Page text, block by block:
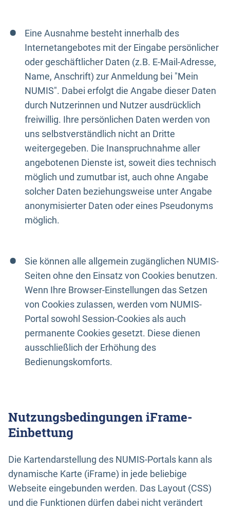
Eine Ausnahme besteht innerhalb des
Internetangebotes mit der Eingabe persönlicher
oder geschäftlicher Daten (z.B. E-Mail-Adresse,
Name, Anschrift) zur Anmeldung bei "Mein
NUMIS". Dabei erfolgt die Angabe dieser Daten
durch Nutzerinnen und Nutzer ausdrücklich
freiwillig. Ihre persönlichen Daten werden von
uns selbstverständlich nicht an Dritte
weitergegeben. Die Inanspruchnahme aller
angebotenen Dienste ist, soweit dies technisch
möglich und zumutbar ist, auch ohne Angabe
solcher Daten beziehungsweise unter Angabe
anonymisierter Daten oder eines Pseudonyms
möglich.
Sie können alle allgemein zugänglichen NUMIS-
Seiten ohne den Einsatz von Cookies benutzen.
Wenn Ihre Browser-Einstellungen das Setzen
von Cookies zulassen, werden vom NUMIS-
Portal sowohl Session-Cookies als auch
permanente Cookies gesetzt. Diese dienen
ausschließlich der Erhöhung des
Bedienungskomforts.
Nutzungsbedingungen iFrame-
Einbettung
Die Kartendarstellung des NUMIS-Portals kann als
dynamische Karte (iFrame) in jede beliebige
Webseite eingebunden werden. Das Layout (CSS)
und die Funktionen dürfen dabei nicht verändert